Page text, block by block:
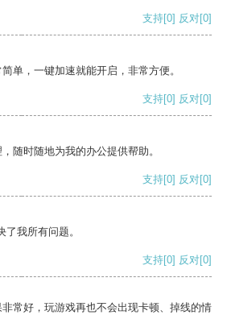
支持[0] 反对[0]
单，一键加速就能开启，非常方便。
支持[0] 反对[0]
随时随地为我的办公提供帮助。
支持[0] 反对[0]
我所有问题。
支持[0] 反对[0]
常好，玩游戏再也不会出现卡顿、掉线的情